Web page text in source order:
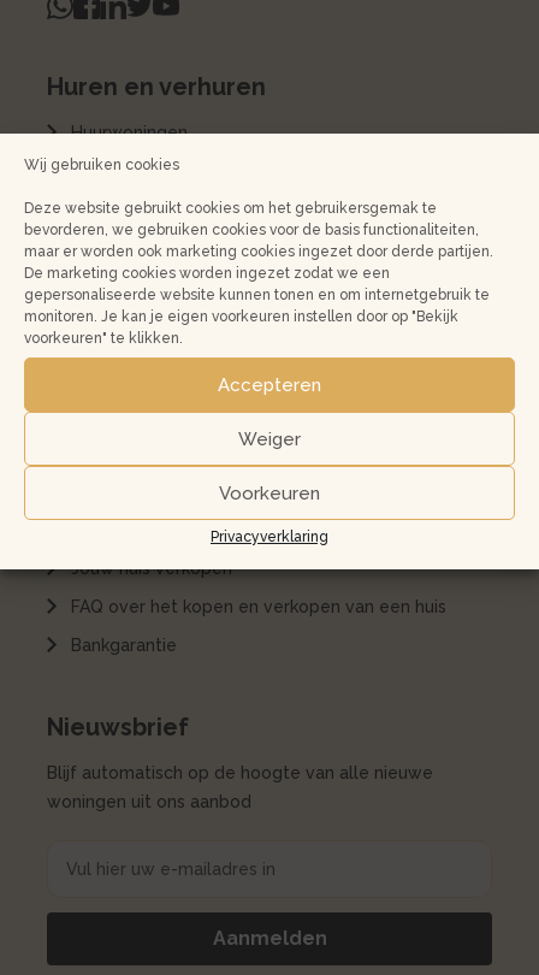
Wij gebruiken cookies
Deze website gebruikt cookies om het gebruikersgemak te
bevorderen, we gebruiken cookies voor de basis functionaliteiten,
maar er worden ook marketing cookies ingezet door derde partijen.
De marketing cookies worden ingezet zodat we een
gepersonaliseerde website kunnen tonen en om internetgebruik te
monitoren. Je kan je eigen voorkeuren instellen door op "Bekijk
voorkeuren" te klikken.
Accepteren
Weiger
Voorkeuren
Privacyverklaring
Huren en verhuren
Huurwoningen
Woning huren
Woningbeheer
Opdracht tot dienstverlening
Stappenplan woning verhuren
Verkopen of verhuren: wat past bij jou?
Gratis huurwaardebepaling
Kopen en verkopen
Huis kopen in Amsterdam
Jouw huis verkopen
FAQ over het kopen en verkopen van een huis
Bankgarantie
Nieuwsbrief
Blijf automatisch op de hoogte van alle nieuwe
woningen uit ons aanbod